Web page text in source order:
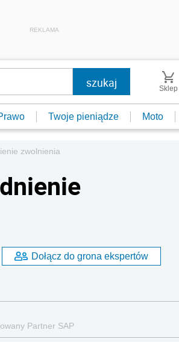
REKLAMA
Sklep
Twoje pieniądze Moto
zwolnienia
Dołącz do grona ekspertów
Partner SAP